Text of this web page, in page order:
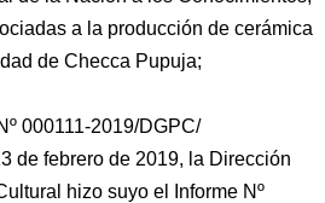
a la producción de cerámica
de Checca Pupuja;
000111-2019/DGPC/
de febrero de 2019, la Dirección
hizo suyo el Informe Nº